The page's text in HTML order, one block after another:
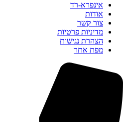
אינפרא-רד
אודות
צור קשר
מדיניות פרטיות
הצהרת נגישות
מפת אתר